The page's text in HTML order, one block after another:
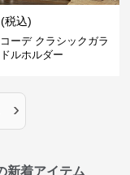
(税込)
ーデ クラシックガラ
ルホルダー
›
新着アイテム